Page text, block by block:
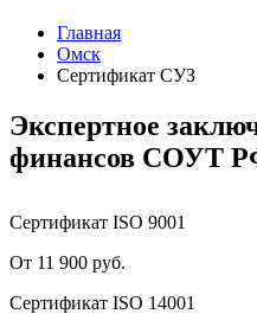
Главная
Омск
Сертификат СУЗ
Экспертное
финансов СОУТ
Сертификат ISO 9001
От 11 900 руб.
Сертификат ISO 14001